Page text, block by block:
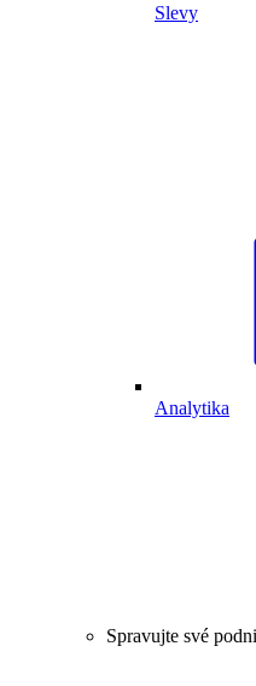
Slevy
Analytika
Spravujte své